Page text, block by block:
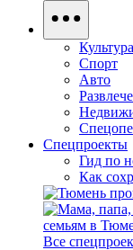
Культура
Спорт
Авто
Спецпроекты
Гид по
Как
Все